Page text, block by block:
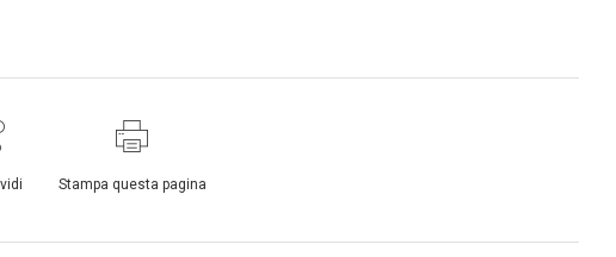
Stampa questa pagina